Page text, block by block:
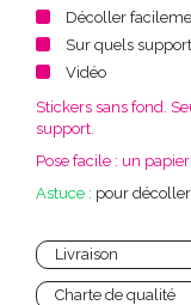
Décoller
Sur quels
Vidéo
Stickers sans fond.
support.
Pose facile : un
Astuce : pour
Livraison
Charte de qualité